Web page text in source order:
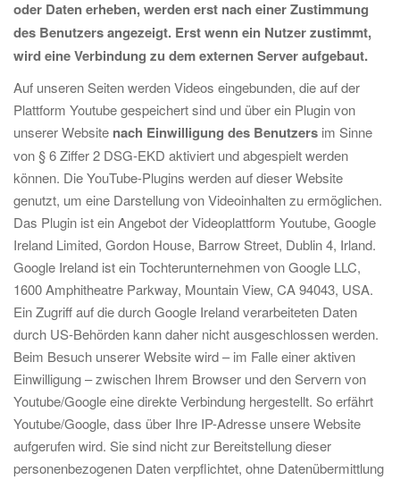
oder Daten erheben, werden erst nach einer Zustimmung
des Benutzers angezeigt. Erst wenn ein Nutzer zustimmt,
wird eine Verbindung zu dem externen Server aufgebaut.
Auf unseren Seiten werden Videos eingebunden, die auf der
Plattform Youtube gespeichert sind und über ein Plugin von
unserer Website nach Einwilligung des Benutzers im Sinne
von § 6 Ziffer 2 DSG-EKD aktiviert und abgespielt werden
können. Die YouTube-Plugins werden auf dieser Website
genutzt, um eine Darstellung von Videoinhalten zu ermöglichen.
Das Plugin ist ein Angebot der Videoplattform Youtube, Google
Ireland Limited, Gordon House, Barrow Street, Dublin 4, Irland.
Google Ireland ist ein Tochterunternehmen von Google LLC,
1600 Amphitheatre Parkway, Mountain View, CA 94043, USA.
Ein Zugriff auf die durch Google Ireland verarbeiteten Daten
durch US-Behörden kann daher nicht ausgeschlossen werden.
Beim Besuch unserer Website wird – im Falle einer aktiven
Einwilligung – zwischen Ihrem Browser und den Servern von
Youtube/Google eine direkte Verbindung hergestellt. So erfährt
Youtube/Google, dass über Ihre IP-Adresse unsere Website
aufgerufen wird. Sie sind nicht zur Bereitstellung dieser
personenbezogenen Daten verpflichtet, ohne Datenübermittlung